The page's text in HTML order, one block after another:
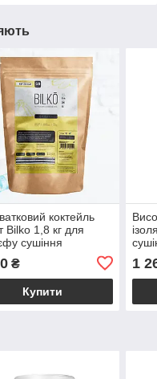
коктейль
Bilko 1,8 кг для
сушіння
₴
Купити
1